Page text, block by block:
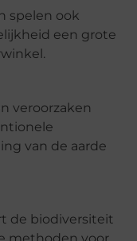
spelen ook
een grote
veroorzaken
van de aarde
de biodiversiteit